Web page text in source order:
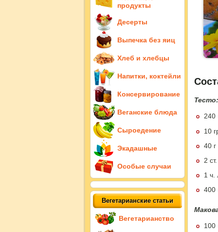
Тесто:
240
10
40
2
1 ч.
400
100
продукты
Десерты
Выпечка без яиц
Хлеб и хлебцы
Напитки, коктейли
Консервирование
Веганские блюда
Сыроедение
Экадашные
Особые случаи
Вегетарианские статьи
Вегетарианство